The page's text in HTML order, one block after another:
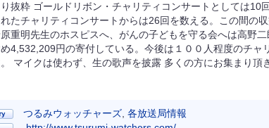
抜粋 ゴールドリボン・チャリティコンサートとしては10
たチャリティコンサートからは26回を数える。この間の
重明先生のホスピスへ、がんの子どもを守る会へは高野
4,532,209円の寄付している。今後は１００人程度のチャ
マイクは使わず、生の歌声を披露 多くの方にお集まり頂
つるみウォッチャーズ 各放送局情報